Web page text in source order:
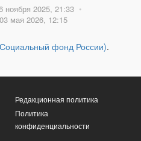
ноября 2025, 21:33 •
мая 2026, 12:15
фонд России).
Редакционная политика
Политика
конфиденциальности